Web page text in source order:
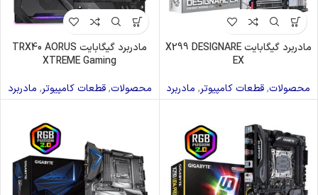
مادربرد گیگابایت X299 DESIGNARE
EX
محصولات,قطعات کامپیوتر, مادربرد
مادربرد گیگابایت TRX40 AORUS
XTREME Gaming
محصولات,قطعات کامپیوتر, مادربرد